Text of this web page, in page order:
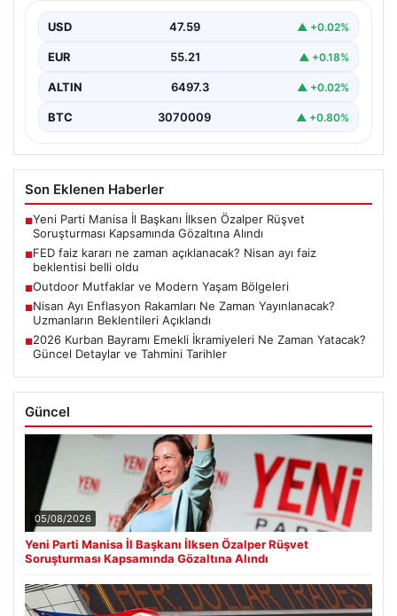
USD 47.59 ▲ +0.02%
EUR 55.21 ▲ +0.18%
ALTIN 6497.3 ▲ +0.02%
BTC 3070009 ▲ +0.80%
Son Eklenen Haberler
■Yeni Parti Manisa İl Başkanı İlksen Özalper Rüşvet
Soruşturması Kapsamında Gözaltına Alındı
■FED faiz kararı ne zaman açıklanacak? Nisan ayı faiz
beklentisi belli oldu
■Outdoor Mutfaklar ve Modern Yaşam Bölgeleri
■Nisan Ayı Enflasyon Rakamları Ne Zaman Yayınlanacak?
Uzmanların Beklentileri Açıklandı
■2026 Kurban Bayramı Emekli İkramiyeleri Ne Zaman Yatacak?
Güncel Detaylar ve Tahmini Tarihler
Güncel
05/08/2026
Yeni Parti Manisa İl Başkanı İlksen Özalper Rüşvet
Soruşturması Kapsamında Gözaltına Alındı